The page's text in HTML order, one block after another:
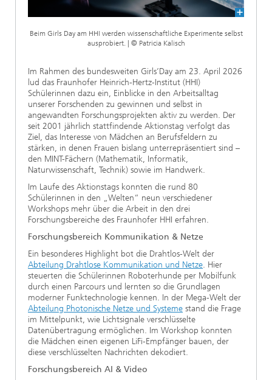
90 Jahre HHI
Sensorik
Quantentechnologien
Beim Girls Day am HHI werden wissenschaftliche Experimente selbst
ausprobiert. | © Patricia Kalisch
Im Rahmen des bundesweiten Girls’Day am 23. April 2026
lud das Fraunhofer Heinrich-Hertz-Institut (HHI)
Schülerinnen dazu ein, Einblicke in den Arbeitsalltag
unserer Forschenden zu gewinnen und selbst in
angewandten Forschungsprojekten aktiv zu werden. Der
seit 2001 jährlich stattfindende Aktionstag verfolgt das
Ziel, das Interesse von Mädchen an Berufsfeldern zu
stärken, in denen Frauen bislang unterrepräsentiert sind –
den MINT-Fächern (Mathematik, Informatik,
Naturwissenschaft, Technik) sowie im Handwerk.
Im Laufe des Aktionstags konnten die rund 80
Schülerinnen in den „Welten“ neun verschiedener
Workshops mehr über die Arbeit in den drei
Forschungsbereiche des Fraunhofer HHI erfahren.
Forschungsbereich Kommunikation & Netze
Ein besonderes Highlight bot die Drahtlos-Welt der
Abteilung Drahtlose Kommunikation und Netze. Hier
steuerten die Schülerinnen Roboterhunde per Mobilfunk
durch einen Parcours und lernten so die Grundlagen
moderner Funktechnologie kennen. In der Mega-Welt der
Abteilung Photonische Netze und Systeme stand die Frage
im Mittelpunkt, wie Lichtsignale verschlüsselte
Datenübertragung ermöglichen. Im Workshop konnten
die Mädchen einen eigenen LiFi-Empfänger bauen, der
diese verschlüsselten Nachrichten dekodiert.
Forschungsbereich AI & Video